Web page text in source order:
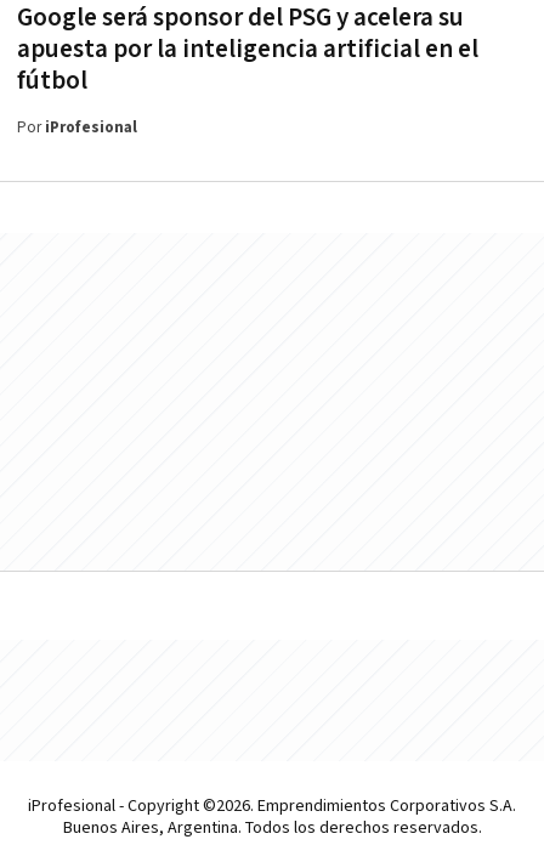
Google será sponsor del PSG y acelera su
apuesta por la inteligencia artificial en el
fútbol
PoriProfesional
iProfesional - Copyright ©2026. Emprendimientos Corporativos S.A.
Buenos Aires, Argentina. Todos los derechos reservados.